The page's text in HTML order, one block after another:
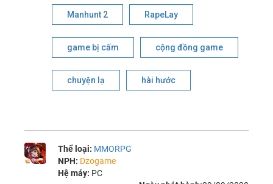
Manhunt 2 RapeLay
game bị cấm cộng đồng game
chuyện lạ hài hước
Thể loại: MMORPG
NPH: Dzogame
Hệ máy: PC